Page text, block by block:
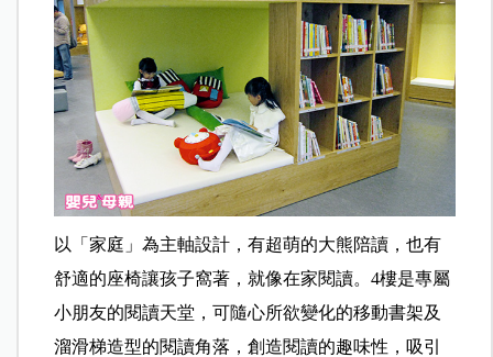
以「家庭」為主軸設計，有超萌的大熊陪讀，也有
舒適的座椅讓孩子窩著，就像在家閱讀。4樓是專屬
小朋友的閱讀天堂，可隨心所欲變化的移動書架及
溜滑梯造型的閱讀角落，創造閱讀的趣味性，吸引